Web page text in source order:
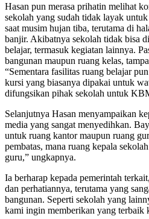
Hasan pun merasa prihatin melihat
sekolah yang sudah tidak layak
saat musim hujan tiba, terutama di
banjir. Akibatnya sekolah tidak bisa
belajar, termasuk kegiatan lainnya.
bangunan maupun ruang kelas,
“Sementara fasilitas ruang belajar
kursi yang biasanya dipakai untuk
difungsikan pihak sekolah untuk
Selanjutnya Hasan menyampaikan
media yang sangat menyedihkan.
untuk ruang kantor maupun ruang
pembatas, mana ruang kepala
guru,” ungkapnya.
Ia berharap kepada pemerintah
dan perhatiannya, terutama yang
bangunan. Seperti sekolah yang
kami ingin memberikan yang terbaik